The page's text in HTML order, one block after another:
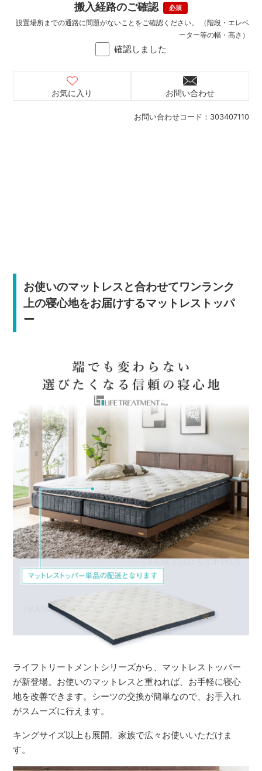
お問い合わせコード： 303407110
搬入経路のご確認
確認しました
設置場所までの通路に問題がないことをご確認ください。 （階段・エレベ
ーター等の幅・高さ）
お気に入り お問い合わせ
お使いのマットレスと合わせてワンランク
上の寝心地をお届けするマットレストッパ
ー
ライフトリートメントシリーズから、マットレストッパー
が新登場。お使いのマットレスと重ねれば、お手軽に寝心
地を改善できます。シーツの交換が簡単なので、お手入れ
がスムーズに行えます。
キングサイズ以上も展開。家族で広々お使いいただけま
す。